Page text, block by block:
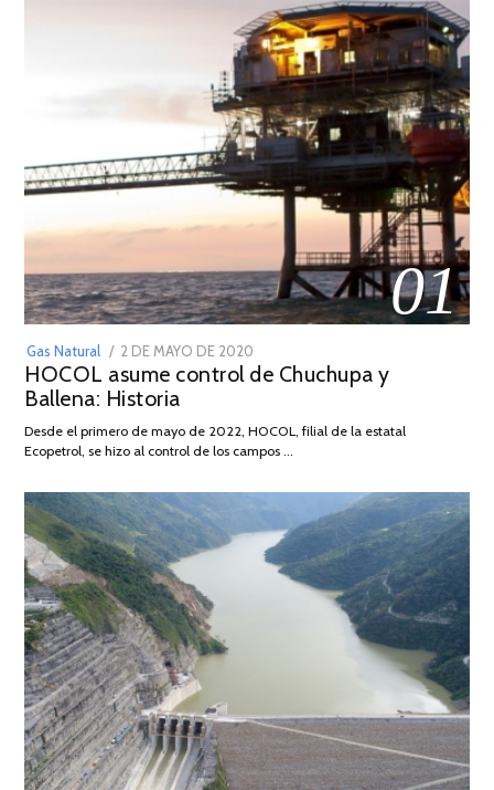
01
Gas Natural
POSTED
ON
2 DE MAYO DE 2020
DE
2026
HOCOL asume control de Chuchupa y
Ballena: Historia
Desde el primero de mayo de 2022, HOCOL, filial de la estatal
Ecopetrol, se hizo al control de los campos …